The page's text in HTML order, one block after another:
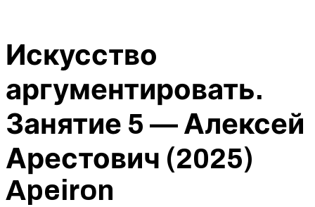
Искусство
аргументировать.
Занятие 5 — Алексей
Арестович (2025)
Apeiron